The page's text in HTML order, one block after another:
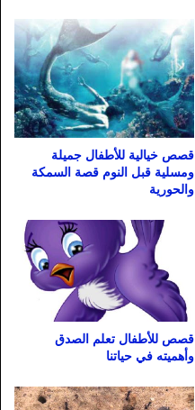
قصص خيالية للأطفال جميلة
ومسلية قبل النوم قصة السمكة
والحورية
قصص للأطفال تعلم الصدق
وأهميته في حياتنا